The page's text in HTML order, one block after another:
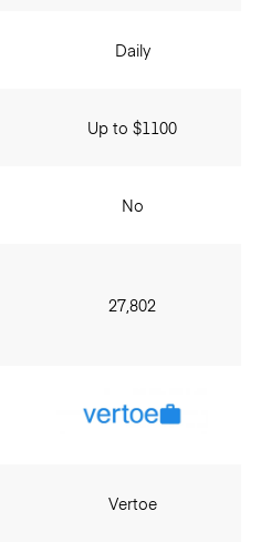
Daily
Up to $1100
No
27,802
Vertoe